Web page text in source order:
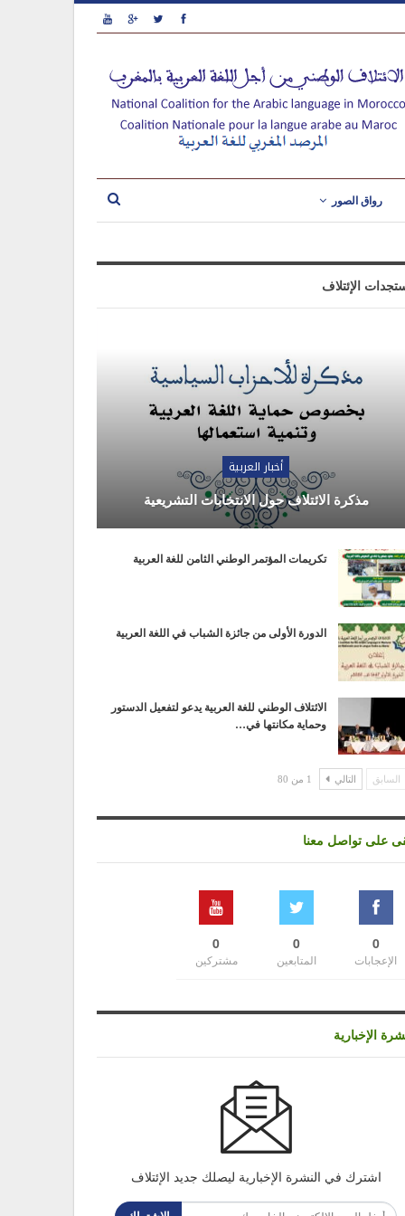
رواق الصور
الإئتلاف
أخبار العربية
مذكرة الائتلاف حول الانتخابات التشريعية
تكريمات المؤتمر الوطني الثامن للغة العربية
الدورة الأولى من جائزة الشباب في اللغة العربية
الائتلاف الوطني للغة العربية يدعو لتفعيل الدستور
وحماية مكانتها في…
السابق التالي 1 من 80
على تواصل معنا
0
الإعجابات
0
المتابعين
0
مشتركين
الإخبارية
اشترك في النشرة الإخبارية ليصلك جديد الإئتلاف